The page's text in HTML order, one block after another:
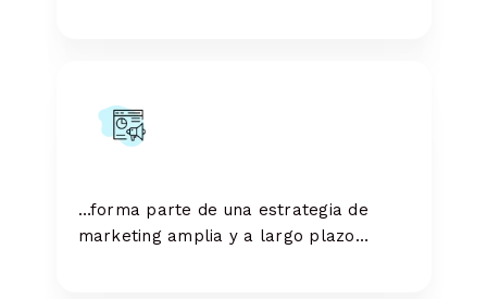
…forma parte de una estrategia de
marketing amplia y a largo plazo…